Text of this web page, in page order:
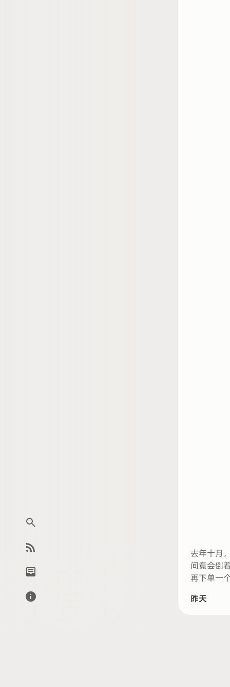
去年十月
间竟会倒
再下单一
昨天